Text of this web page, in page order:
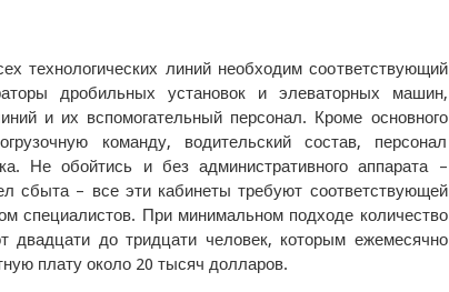
технологических линий необходим соответствующий
дробильных установок и элеваторных машин,
и их вспомогательный персонал. Кроме основного
команду, водительский состав, персонал
Не обойтись и без административного аппарата –
сбыта – все эти кабинеты требуют соответствующей
специалистов. При минимальном подходе количество
двадцати до тридцати человек, которым ежемесячно
плату около 20 тысяч долларов.